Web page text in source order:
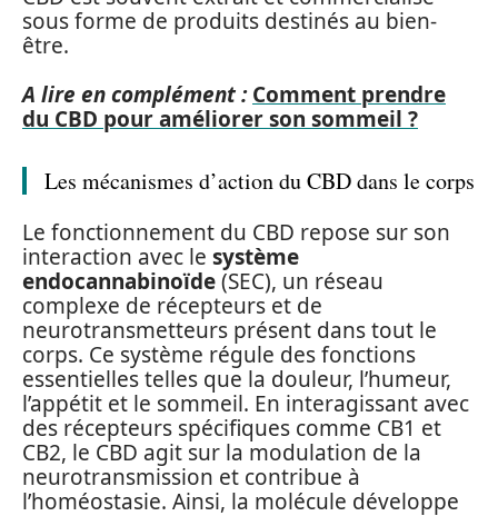
sous forme de produits destinés au bien-
être.
A lire en complément : Comment prendre
du CBD pour améliorer son sommeil ?
Les mécanismes d’action du CBD dans le corps
Le fonctionnement du CBD repose sur son
interaction avec le système
endocannabinoïde(SEC), un réseau
complexe de récepteurs et de
neurotransmetteurs présent dans tout le
corps. Ce système régule des fonctions
essentielles telles que la douleur, l’humeur,
l’appétit et le sommeil. En interagissant avec
des récepteurs spécifiques comme CB1 et
CB2, le CBD agit sur la modulation de la
neurotransmission et contribue à
l’homéostasie. Ainsi, la molécule développe